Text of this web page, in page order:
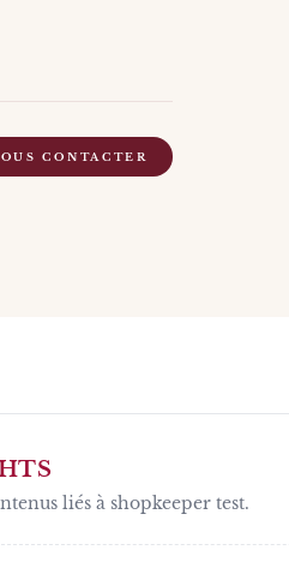
CONTACTER
liés à shopkeeper test.